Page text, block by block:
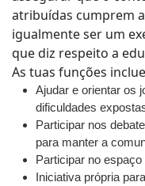
atribuídas cumprem
igualmente ser um
que diz respeito a
As tuas funções
Ajudar e orientar os
dificuldades
Participar nos
para manter a
Participar no
Iniciativa própria